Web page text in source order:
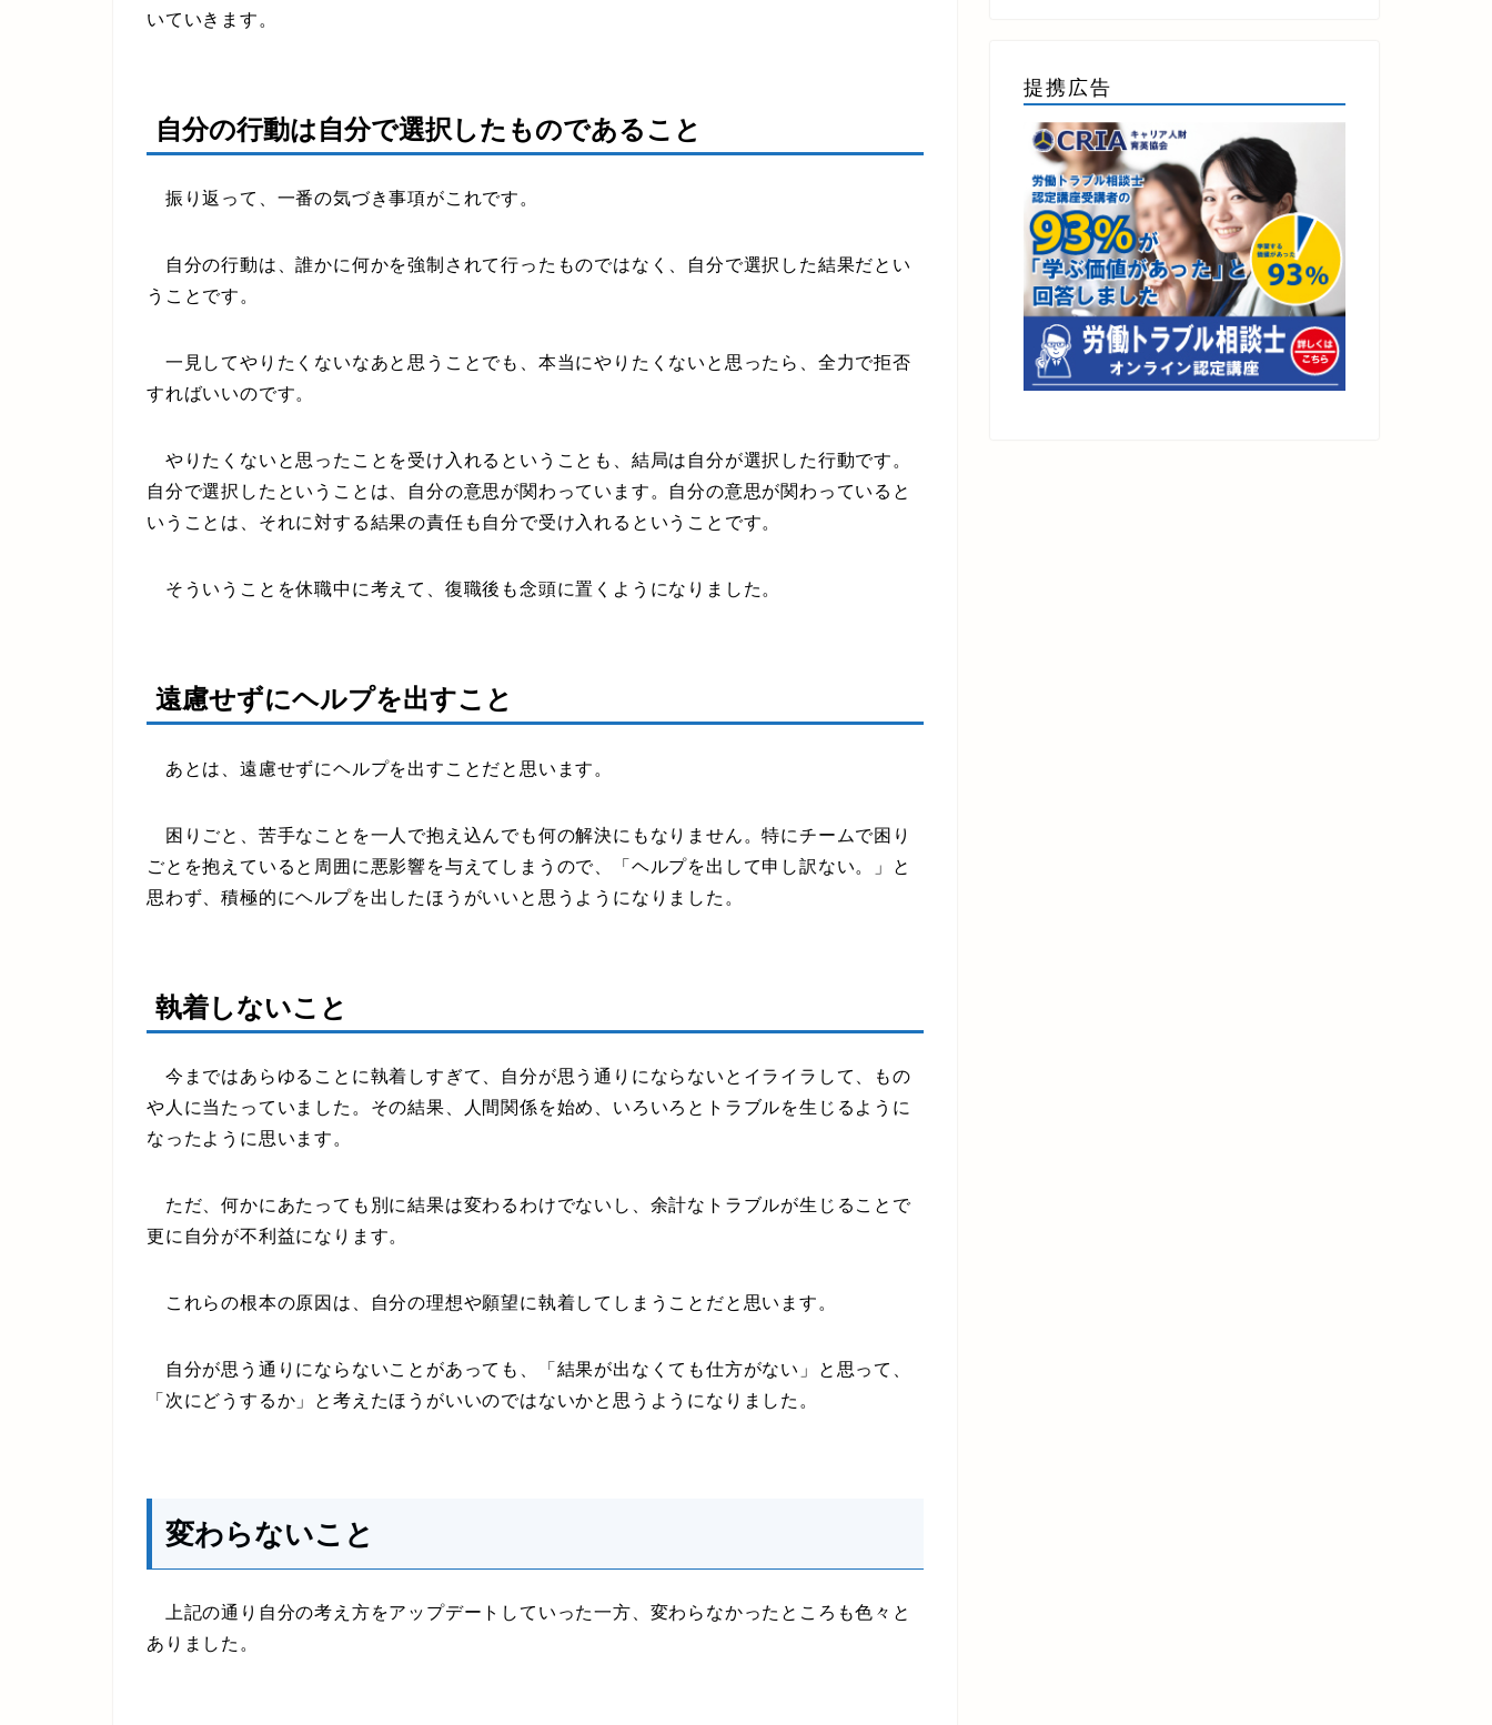
いていきます。
自分の行動は自分で選択したものであること
振り返って、一番の気づき事項がこれです。
自分の行動は、誰かに何かを強制されて行ったものではなく、自分で選択した結果だとい
うことです。
一見してやりたくないなあと思うことでも、本当にやりたくないと思ったら、全力で拒否
すればいいのです。
やりたくないと思ったことを受け入れるということも、結局は自分が選択した行動です。
自分で選択したということは、自分の意思が関わっています。自分の意思が関わっていると
いうことは、それに対する結果の責任も自分で受け入れるということです。
そういうことを休職中に考えて、復職後も念頭に置くようになりました。
遠慮せずにヘルプを出すこと
あとは、遠慮せずにヘルプを出すことだと思います。
困りごと、苦手なことを一人で抱え込んでも何の解決にもなりません。特にチームで困り
ごとを抱えていると周囲に悪影響を与えてしまうので、「ヘルプを出して申し訳ない。」と
思わず、積極的にヘルプを出したほうがいいと思うようになりました。
執着しないこと
今まではあらゆることに執着しすぎて、自分が思う通りにならないとイライラして、もの
や人に当たっていました。その結果、人間関係を始め、いろいろとトラブルを生じるように
なったように思います。
ただ、何かにあたっても別に結果は変わるわけでないし、余計なトラブルが生じることで
更に自分が不利益になります。
これらの根本の原因は、自分の理想や願望に執着してしまうことだと思います。
自分が思う通りにならないことがあっても、「結果が出なくても仕方がない」と思って、
「次にどうするか」と考えたほうがいいのではないかと思うようになりました。
変わらないこと
上記の通り自分の考え方をアップデートしていった一方、変わらなかったところも色々と
ありました。
提携広告